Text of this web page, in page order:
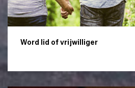
Word lid of vrijwilliger